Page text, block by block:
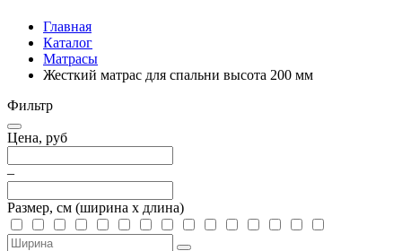
Главная
Каталог
Матрасы
Жесткий матрас для спальни высота 200 мм
Фильтр
Цена, руб
–
Размер, см (ширина х длина)